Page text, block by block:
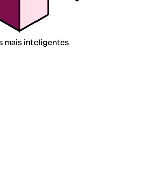
mais inteligentes